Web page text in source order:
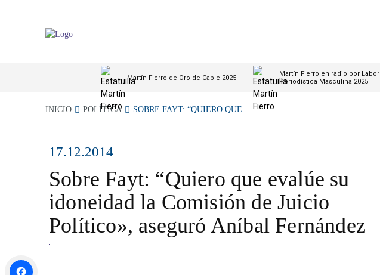
Martín Fierro de Oro de Cable 2025
Martín Fierro en radio por Labor
Periodística Masculina 2025
INICIO POLÍTICA SOBRE FAYT: “QUIERO QUE...
17.12.2014
Sobre Fayt: “Quiero que evalúe su
idoneidad la Comisión de Juicio
Político», aseguró Aníbal Fernández